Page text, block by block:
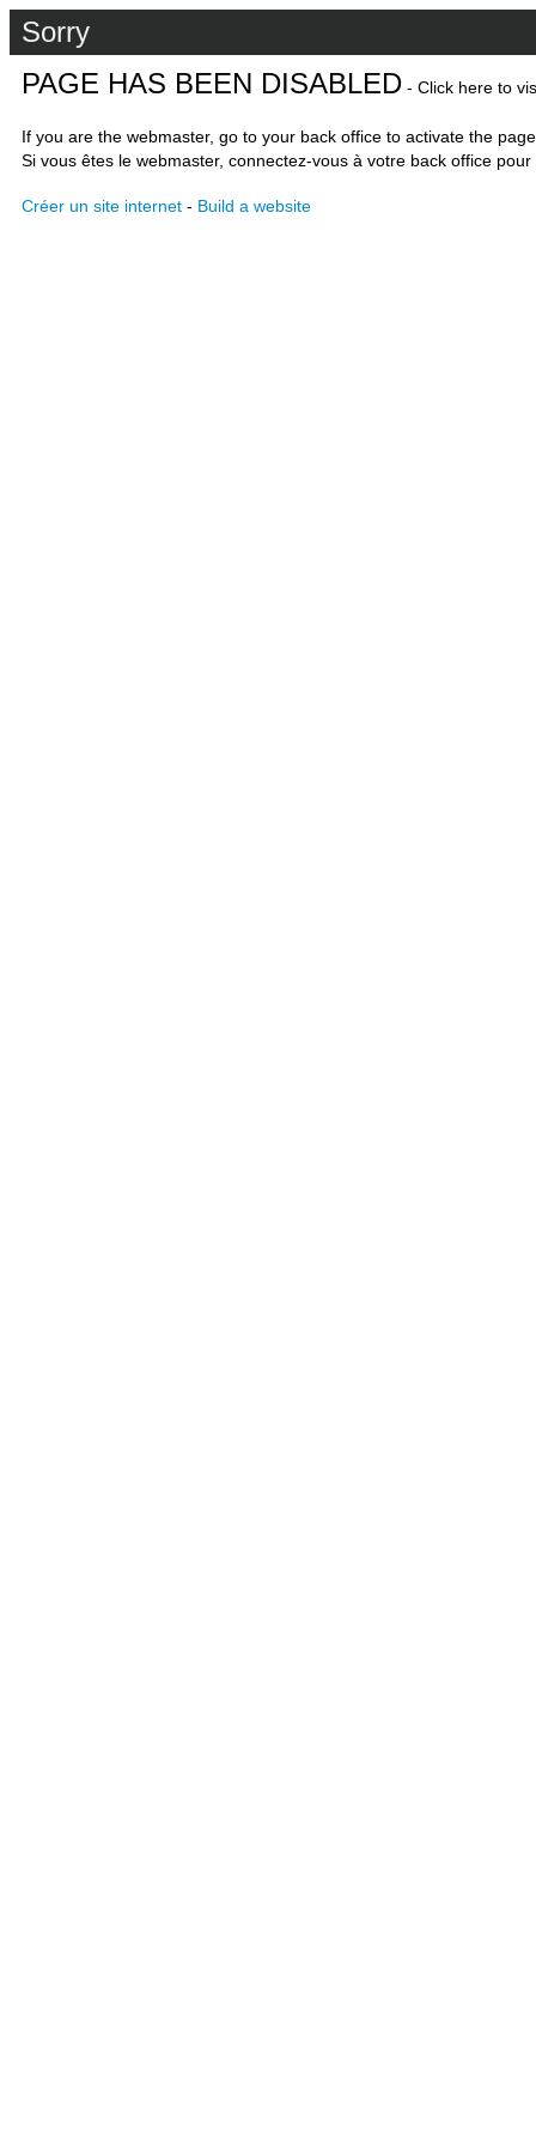
Sorry
PAGE HAS BEEN DISABLED - Click here to
If you are the webmaster, go to your back office to activate the
Si vous êtes le webmaster, connectez-vous à votre back office
Créer un site internet - Build a website